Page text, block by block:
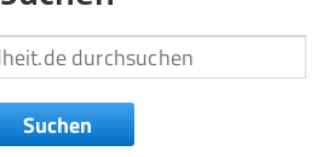
Suchen